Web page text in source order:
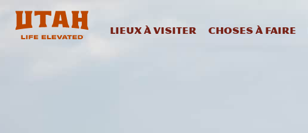
Lieux à visiter Choses à faire